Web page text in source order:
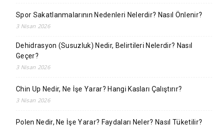
Spor Sakatlanmalarının Nedenleri Nelerdir? Nasıl Önlenir?
3 Nisan 2026
Dehidrasyon (Susuzluk) Nedir, Belirtileri Nelerdir? Nasıl
Geçer?
3 Nisan 2026
Chin Up Nedir, Ne İşe Yarar? Hangi Kasları Çalıştırır?
3 Nisan 2026
Polen Nedir, Ne İşe Yarar? Faydaları Neler? Nasıl Tüketilir?